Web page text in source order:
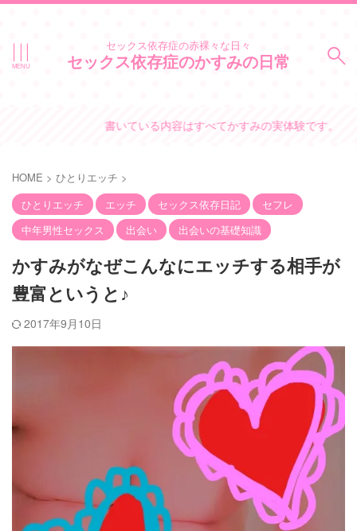
セックス依存症の赤裸々な日々
セックス依存症のかすみの日常
書いている内容はすべてかすみの実体験です。
HOME > ひとりエッチ >
ひとりエッチ
エッチ セックス依存日記
セフレ
中年男性セックス
出会い 出会いの基礎知識
かすみがなぜこんなにエッチする相手が
豊富というと♪
2017年9月10日